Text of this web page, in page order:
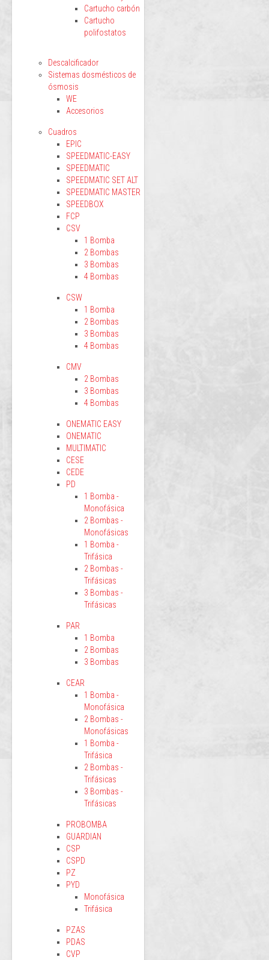
Cartucho carbón
Cartucho
polifostatos
Descalcificador
Sistemas dosmésticos de
ósmosis
WE
Accesorios
Cuadros
EPIC
SPEEDMATIC-EASY
SPEEDMATIC
SPEEDMATIC SET ALT
SPEEDMATIC MASTER
SPEEDBOX
FCP
CSV
1 Bomba
2 Bombas
3 Bombas
4 Bombas
CSW
1 Bomba
2 Bombas
3 Bombas
4 Bombas
CMV
2 Bombas
3 Bombas
4 Bombas
ONEMATIC EASY
ONEMATIC
MULTIMATIC
CESE
CEDE
PD
1 Bomba -
Monofásica
2 Bombas -
Monofásicas
1 Bomba -
Trifásica
2 Bombas -
Trifásicas
3 Bombas -
Trifásicas
PAR
1 Bomba
2 Bombas
3 Bombas
CEAR
1 Bomba -
Monofásica
2 Bombas -
Monofásicas
1 Bomba -
Trifásica
2 Bombas -
Trifásicas
3 Bombas -
Trifásicas
PROBOMBA
GUARDIAN
CSP
CSPD
PZ
PYD
Monofásica
Trifásica
PZAS
PDAS
CVP